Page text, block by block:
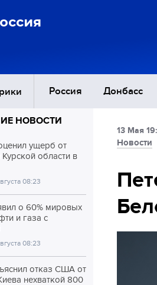
Россия Донбасс
Восток
НОВОСТИ
ущерб от
области в
08:23
о 60% мировых
и газа с
08:23
отказ США от
нехваткой 800
13 Мая
Новости